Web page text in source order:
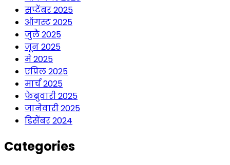
सप्टेंबर 2025
ऑगस्ट 2025
जुलै 2025
जून 2025
मे 2025
एप्रिल 2025
मार्च 2025
फेब्रुवारी 2025
जानेवारी 2025
डिसेंबर 2024
Categories